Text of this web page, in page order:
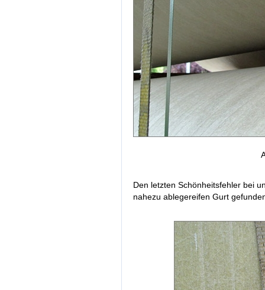
Den letzten Schönheitsfehler bei
nahezu ablegereifen Gurt